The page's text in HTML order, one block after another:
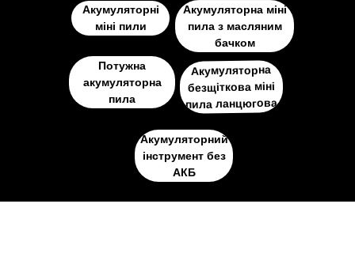
Акумуляторні
міні пили
Акумуляторна
безщіткова міні
пила ланцюгова
Акумуляторний
інструмент без
АКБ
Акумуляторна міні
пила з масляним
бачком
Потужна
акумуляторна
пила